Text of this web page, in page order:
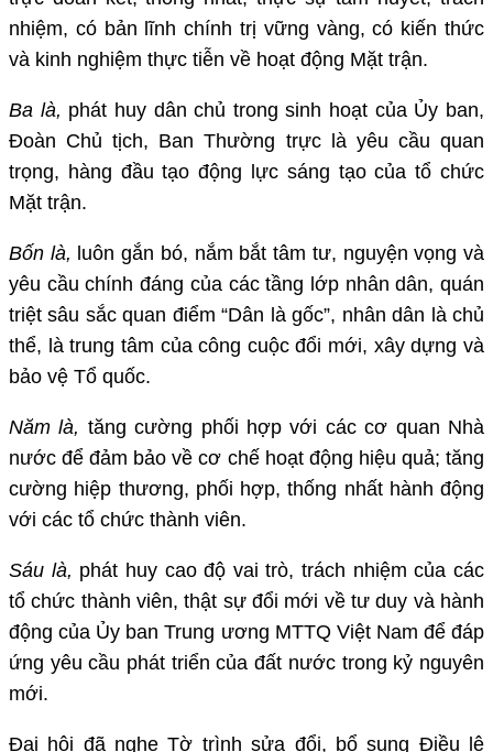
nhiệm, có bản lĩnh chính trị vững vàng, có kiến thức
và kinh nghiệm thực tiễn về hoạt động Mặt trận.
Ba là, phát huy dân chủ trong sinh hoạt của Ủy ban,
Đoàn Chủ tịch, Ban Thường trực là yêu cầu quan
trọng, hàng đầu tạo động lực sáng tạo của tổ chức
Mặt trận.
Bốn là, luôn gắn bó, nắm bắt tâm tư, nguyện vọng và
yêu cầu chính đáng của các tầng lớp nhân dân, quán
triệt sâu sắc quan điểm “Dân là gốc”, nhân dân là chủ
thể, là trung tâm của công cuộc đổi mới, xây dựng và
bảo vệ Tổ quốc.
Năm là, tăng cường phối hợp với các cơ quan Nhà
nước để đảm bảo về cơ chế hoạt động hiệu quả; tăng
cường hiệp thương, phối hợp, thống nhất hành động
với các tổ chức thành viên.
Sáu là, phát huy cao độ vai trò, trách nhiệm của các
tổ chức thành viên, thật sự đổi mới về tư duy và hành
động của Ủy ban Trung ương MTTQ Việt Nam để đáp
ứng yêu cầu phát triển của đất nước trong kỷ nguyên
mới.
Đại hội đã nghe Tờ trình sửa đổi, bổ sung Điều lệ